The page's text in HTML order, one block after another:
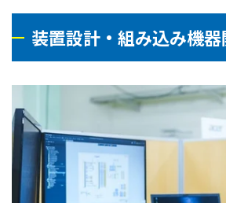
装置設計・組み込み機